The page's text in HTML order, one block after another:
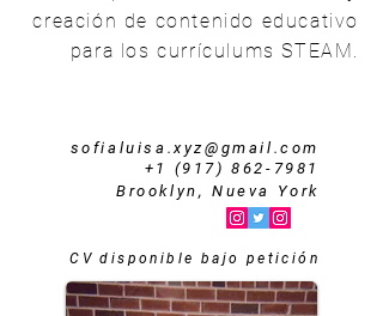
creación de contenido educativo
para los currículums STEAM.
sofialuisa.xyz@gmail.com
+1 (917) 862-7981
Brooklyn, Nueva York
CV disponible bajo petición